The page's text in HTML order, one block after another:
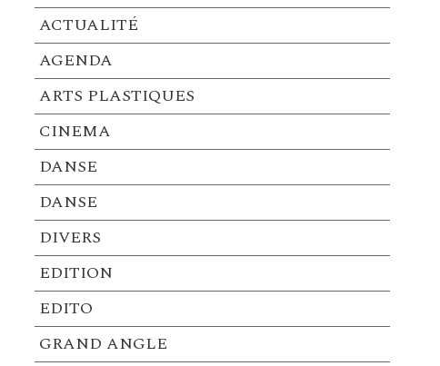
ACTUALITÉ
AGENDA
ARTS PLASTIQUES
CINEMA
DANSE
DANSE
DIVERS
EDITION
EDITO
GRAND ANGLE